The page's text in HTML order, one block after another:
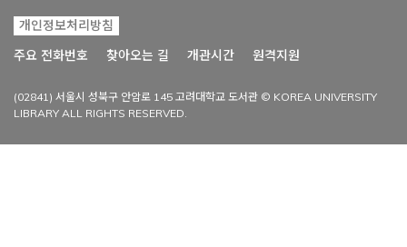
개인정보처리방침
주요 전화번호
찾아오는 길 개관시간 원격지원
(02841) 서울시 성북구 안암로 145 고려대학교 도서관 © KOREA UNIVERSITY
LIBRARY ALL RIGHTS RESERVED.